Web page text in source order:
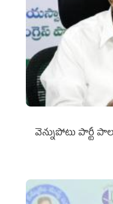
వెన్నుపోటు పార్టీ